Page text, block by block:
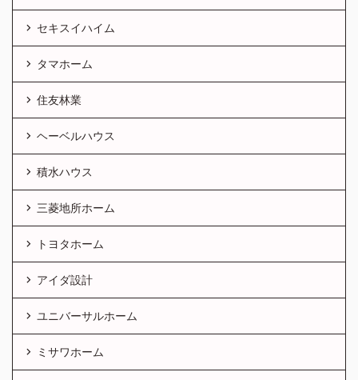
セキスイハイム
タマホーム
住友林業
ヘーベルハウス
積水ハウス
三菱地所ホーム
トヨタホーム
アイダ設計
ユニバーサルホーム
ミサワホーム